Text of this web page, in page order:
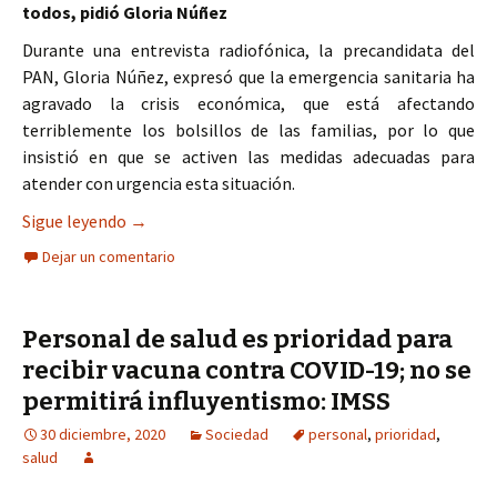
todos, pidió Gloria Núñez
Durante una entrevista radiofónica, la precandidata del
PAN, Gloria Núñez, expresó que la emergencia sanitaria ha
agravado la crisis económica, que está afectando
terriblemente los bolsillos de las familias, por lo que
insistió en que se activen las medidas adecuadas para
atender con urgencia esta situación.
Sigue leyendo SALUD Y ECONOMÍA ES PRIORIDAD: GLORIA
→
Dejar un comentario
Personal de salud es prioridad para
recibir vacuna contra COVID-19; no se
permitirá influyentismo: IMSS
30 diciembre, 2020 Sociedad personal, prioridad,
salud